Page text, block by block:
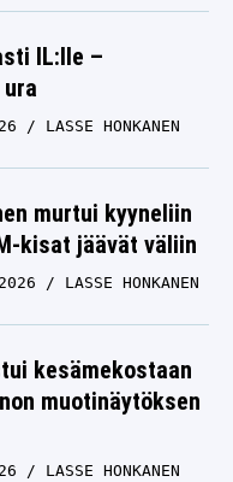
IL:lle –
LASSE HONKANEN
murtui kyyneliin
kisat jäävät väliin
LASSE HONKANEN
kesämekostaan
muotinäytöksen
LASSE HONKANEN